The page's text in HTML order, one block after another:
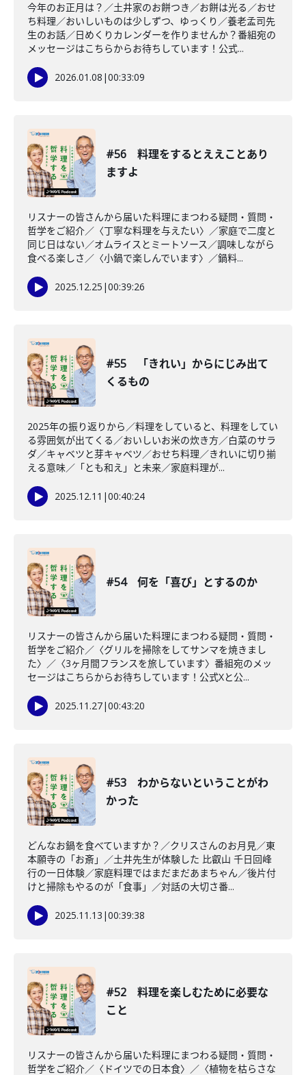
今年のお正月は？／土井家のお餅つき／お餅は光る／おせ
ち料理／おいしいものは少しずつ、ゆっくり／養老孟司先
生のお話／日めくりカレンダーを作りませんか？番組宛の
メッセージはこちらからお待ちしています！公式...
2026.01.08 |00:33:09
#56 料理をするとええことあり
ますよ
リスナーの皆さんから届いた料理にまつわる疑問・質問・
哲学をご紹介／〈丁寧な料理を与えたい〉／家庭で二度と
同じ日はない／オムライスとミートソース／調味しながら
食べる楽しさ／〈小鍋で楽しんでいます〉／鍋料...
2025.12.25 |00:39:26
#55 「きれい」からにじみ出て
くるもの
2025年の振り返りから／料理をしていると、料理をしてい
る雰囲気が出てくる／おいしいお米の炊き方／白菜のサラ
ダ／キャベツと芽キャベツ／おせち料理／きれいに切り揃
える意味／「とも和え」と未来／家庭料理が...
2025.12.11 |00:40:24
#54 何を「喜び」とするのか
リスナーの皆さんから届いた料理にまつわる疑問・質問・
哲学をご紹介／〈グリルを掃除をしてサンマを焼きまし
た〉／〈3ヶ月間フランスを旅しています〉番組宛のメッ
セージはこちらからお待ちしています！公式Xと公...
2025.11.27|00:43:20
#53 わからないということがわ
かった
どんなお鍋を食べていますか？／クリスさんのお月見／東
本願寺の「お斎」／土井先生が体験した 比叡山 千日回峰
行の一日体験／家庭料理ではまだまだあまちゃん／後片付
けと掃除もやるのが「食事」／対話の大切さ番...
2025.11.13 |00:39:38
#52 料理を楽しむために必要な
こと
リスナーの皆さんから届いた料理にまつわる疑問・質問・
哲学をご紹介／〈ドイツでの日本食〉／〈植物を枯らさな